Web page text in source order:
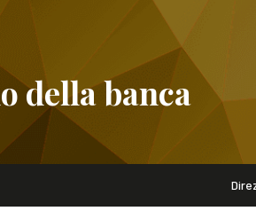
della banca
SCOPRI I DETTAGLI